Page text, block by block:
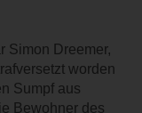
Simon Dreemer,
worden
Sumpf aus
Bewohner des